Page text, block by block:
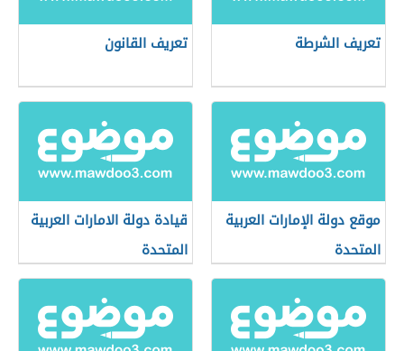
تعريف الشرطة تعريف القانون
موقع دولة الإمارات العربية
المتحدة
قيادة دولة الامارات العربية
المتحدة